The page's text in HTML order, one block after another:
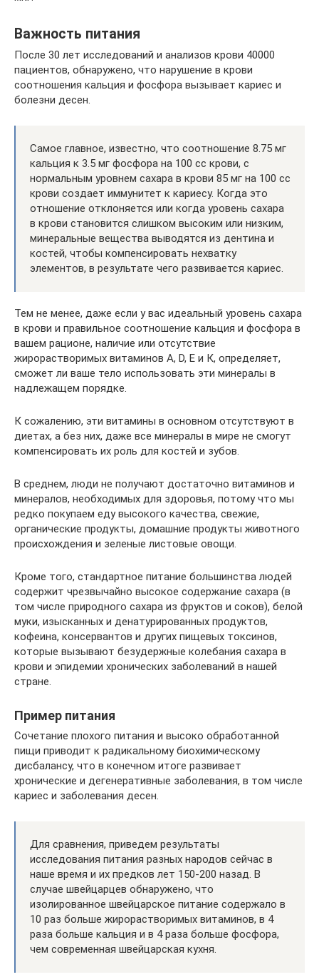
Важность питания
После 30 лет исследований и анализов крови 40000
пациентов, обнаружено, что нарушение в крови
соотношения кальция и фосфора вызывает кариес и
болезни десен.
Самое главное, известно, что соотношение 8.75 мг
кальция к 3.5 мг фосфора на 100 cc крови, с
нормальным уровнем сахара в крови 85 мг на 100 cc
крови создает иммунитет к кариесу. Когда это
отношение отклоняется или когда уровень сахара
в крови становится слишком высоким или низким,
минеральные вещества выводятся из дентина и
костей, чтобы компенсировать нехватку
элементов, в результате чего развивается кариес.
Тем не менее, даже если у вас идеальный уровень сахара
в крови и правильное соотношение кальция и фосфора в
вашем рационе, наличие или отсутствие
жирорастворимых витаминов A, D, Е и К, определяет,
сможет ли ваше тело использовать эти минералы в
надлежащем порядке.
К сожалению, эти витамины в основном отсутствуют в
диетах, а без них, даже все минералы в мире не смогут
компенсировать их роль для костей и зубов.
В среднем, люди не получают достаточно витаминов и
минералов, необходимых для здоровья, потому что мы
редко покупаем еду высокого качества, свежие,
органические продукты, домашние продукты животного
происхождения и зеленые листовые овощи.
Кроме того, стандартное питание большинства людей
содержит чрезвычайно высокое содержание сахара (в
том числе природного сахара из фруктов и соков), белой
муки, изысканных и денатурированных продуктов,
кофеина, консервантов и других пищевых токсинов,
которые вызывают безудержные колебания сахара в
крови и эпидемии хронических заболеваний в нашей
стране.
Пример питания
Сочетание плохого питания и высоко обработанной
пищи приводит к радикальному биохимическому
дисбалансу, что в конечном итоге развивает
хронические и дегенеративные заболевания, в том числе
кариес и заболевания десен.
Для сравнения, приведем результаты
исследования питания разных народов сейчас в
наше время и их предков лет 150-200 назад. В
случае швейцарцев обнаружено, что
изолированное швейцарское питание содержало в
10 раз больше жирорастворимых витаминов, в 4
раза больше кальция и в 4 раза больше фосфора,
чем современная швейцарская кухня.